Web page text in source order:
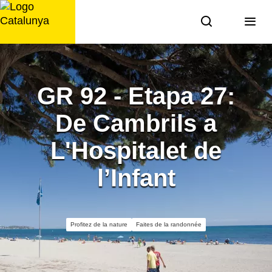
Aller
au
GR 92 - Etapa 27:
De Cambrils a
L'Hospitalet de
l’Infant
Profitez de la nature Faites de la randonnée